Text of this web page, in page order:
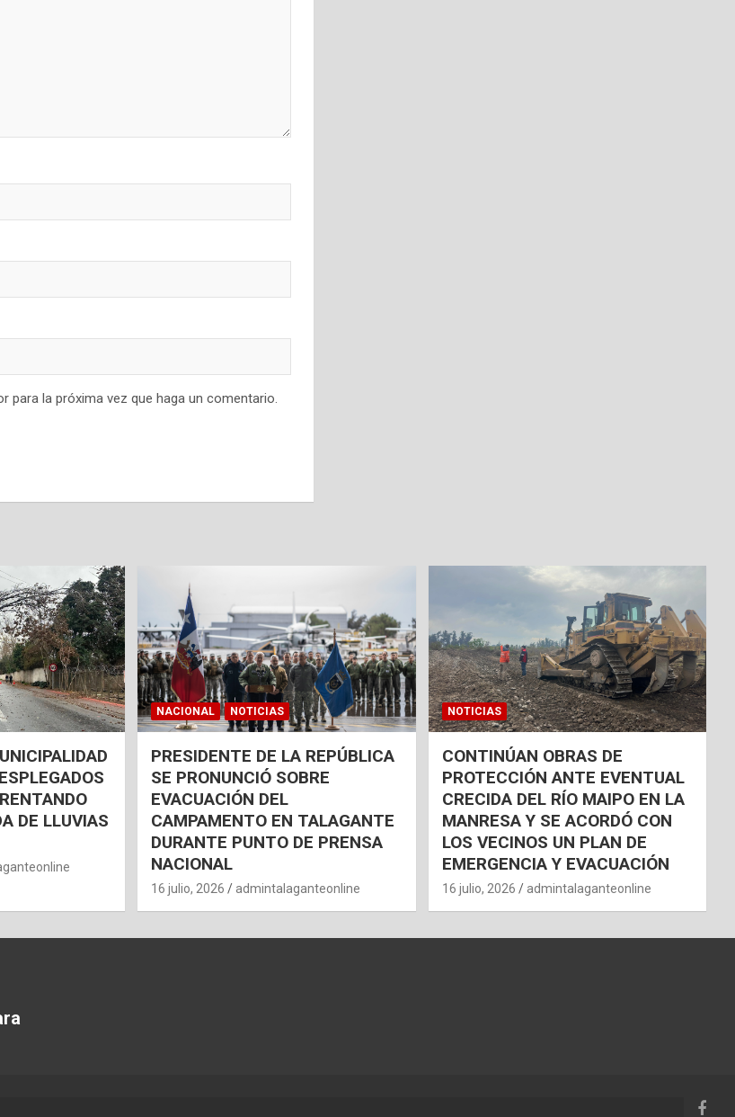
para la próxima vez que haga un comentario.
DE LLUVIAS
NACIONAL NOTICIAS
PRESIDENTE DE LA REPÚBLICA
SE PRONUNCIÓ SOBRE
EVACUACIÓN DEL
CAMPAMENTO EN TALAGANTE
DURANTE PUNTO DE PRENSA
NACIONAL
16 julio, 2026 admintalaganteonline
NOTICIAS
CONTINÚAN OBRAS DE
PROTECCIÓN ANTE EVENTUAL
CRECIDA DEL RÍO MAIPO EN LA
MANRESA Y SE ACORDÓ CON
LOS VECINOS UN PLAN DE
EMERGENCIA Y EVACUACIÓN
16 julio, 2026 admintalaganteonline